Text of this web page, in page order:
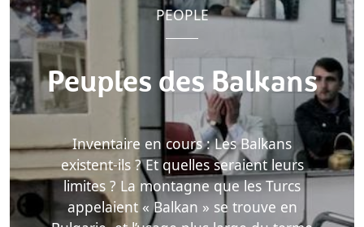
PEOPLE
Peuples des Balkans
Inventaire en cours : Les Balkans
existent-ils ? Et quelles seraient leurs
limites ? La montagne que les Turcs
appelaient « Balkan » se trouve en